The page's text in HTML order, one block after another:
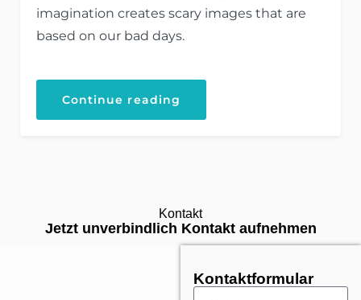
imagination creates scary images that are
based on our bad days.
Continue reading
Kontakt
Jetzt unverbindlich Kontakt aufnehmen
Kontaktformular